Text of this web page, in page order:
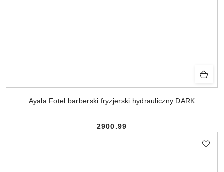
Ayala Fotel barberski fryzjerski hydrauliczny DARK
Cena:
2900.99